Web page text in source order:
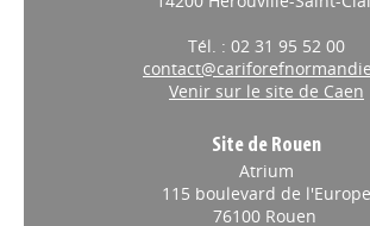
Tél. : 02 31 95 52 00
Site de Rouen
Atrium
115 boulevard de l'Europe